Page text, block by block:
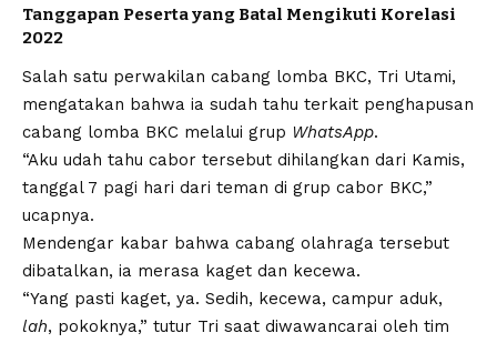
Tanggapan Peserta yang Batal Mengikuti Korelasi
2022
Salah satu perwakilan cabang lomba BKC, Tri Utami,
mengatakan bahwa ia sudah tahu terkait penghapusan
cabang lomba BKC melalui grup WhatsApp.
“Aku udah tahu cabor tersebut dihilangkan dari Kamis,
tanggal 7 pagi hari dari teman di grup cabor BKC,”
ucapnya.
Mendengar kabar bahwa cabang olahraga tersebut
dibatalkan, ia merasa kaget dan kecewa.
“Yang pasti kaget, ya. Sedih, kecewa, campur aduk,
lah, pokoknya,” tutur Tri saat diwawancarai oleh tim